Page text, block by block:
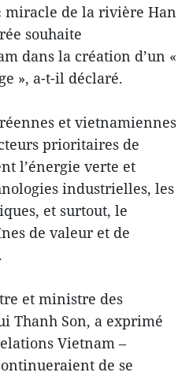
miracle de la rivière Han
souhaite
dans la création d’un «
», a-t-il déclaré.
et vietnamiennes
prioritaires de
l’énergie verte et
industrielles, les
et surtout, le
de valeur et de
et ministre des
Thanh Son, a exprimé
Vietnam –
de se